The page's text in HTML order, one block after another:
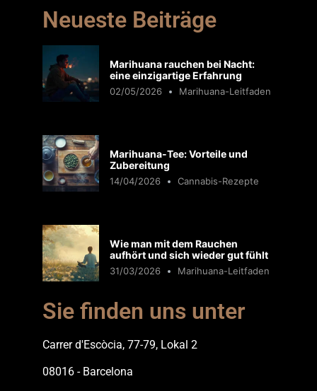
Neueste Beiträge
Marihuana rauchen bei Nacht:
eine einzigartige Erfahrung
02/05/2026 Marihuana-Leitfaden
Marihuana-Tee: Vorteile und
Zubereitung
14/04/2026 Cannabis-Rezepte
Wie man mit dem Rauchen
aufhört und sich wieder gut fühlt
31/03/2026 Marihuana-Leitfaden
Sie finden uns unter
Carrer d'Escòcia, 77-79, Lokal 2
08016 - Barcelona